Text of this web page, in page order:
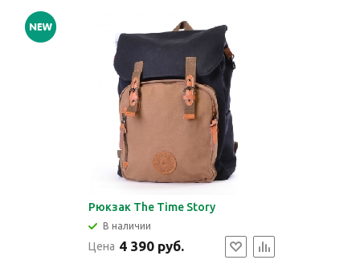
Рюкзак The Time Story
В наличии
Цена 4 390 руб.